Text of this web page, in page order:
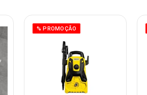
% PROMOÇÃO